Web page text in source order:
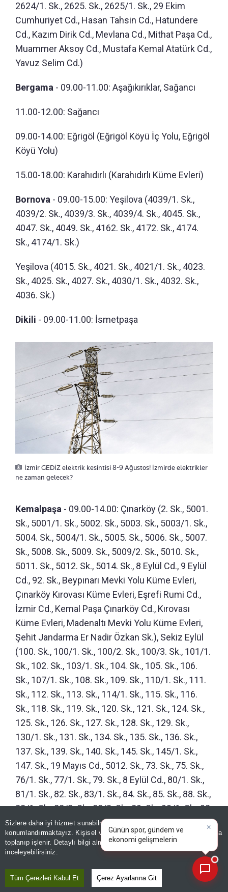
Sizlere daha iyi hizmet sunabilmek adına sitemizde
konumlandırmaktayız. Kişisel verileriniz, KVKK ve GDPR kapsamında
toplanıp işlenir. Detaylı bilgi almak içinAydınlatma Metnimizi
inceleyebilirsiniz.
Tüm Çerezleri Kabul Et Çerez Ayarlarına Git
2624/1. Sk., 2625. Sk., 2625/1. Sk., 29 Ekim
Cumhuriyet Cd., Hasan Tahsin Cd., Hatundere
Cd., Kazım Dirik Cd., Mevlana Cd., Mithat Paşa Cd.,
Muammer Aksoy Cd., Mustafa Kemal Atatürk Cd.,
Yavuz Selim Cd.)
Bergama - 09.00-11.00: Aşağıkırıklar, Sağancı
11.00-12.00: Sağancı
09.00-14.00: Eğrigöl (Eğrigöl Köyü İç Yolu, Eğrigöl
Köyü Yolu)
15.00-18.00: Karahıdırlı (Karahıdırlı Küme Evleri)
Bornova - 09.00-15.00: Yeşilova (4039/1. Sk.,
4039/2. Sk., 4039/3. Sk., 4039/4. Sk., 4045. Sk.,
4047. Sk., 4049. Sk., 4162. Sk., 4172. Sk., 4174.
Sk., 4174/1. Sk.)
Yeşilova (4015. Sk., 4021. Sk., 4021/1. Sk., 4023.
Sk., 4025. Sk., 4027. Sk., 4030/1. Sk., 4032. Sk.,
4036. Sk.)
Dikili - 09.00-11.00: İsmetpaşa
İzmir GEDİZ elektrik kesintisi 8-9 Ağustos! İzmirde elektrikler
ne zaman gelecek?
Kemalpaşa - 09.00-14.00: Çınarköy (2. Sk., 5001.
Sk., 5001/1. Sk., 5002. Sk., 5003. Sk., 5003/1. Sk.,
5004. Sk., 5004/1. Sk., 5005. Sk., 5006. Sk., 5007.
Sk., 5008. Sk., 5009. Sk., 5009/2. Sk., 5010. Sk.,
5011. Sk., 5012. Sk., 5014. Sk., 8 Eylül Cd., 9 Eylül
Cd., 92. Sk., Beypınarı Mevki Yolu Küme Evleri,
Çınarköy Kırovası Küme Evleri, Eşrefi Rumi Cd.,
İzmir Cd., Kemal Paşa Çınarköy Cd., Kırovası
Küme Evleri, Madenaltı Mevki Yolu Küme Evleri,
Şehit Jandarma Er Nadir Özkan Sk.), Sekiz Eylül
(100. Sk., 100/1. Sk., 100/2. Sk., 100/3. Sk., 101/1.
Sk., 102. Sk., 103/1. Sk., 104. Sk., 105. Sk., 106.
Sk., 107/1. Sk., 108. Sk., 109. Sk., 110/1. Sk., 111.
Sk., 112. Sk., 113. Sk., 114/1. Sk., 115. Sk., 116.
Sk., 118. Sk., 119. Sk., 120. Sk., 121. Sk., 124. Sk.,
125. Sk., 126. Sk., 127. Sk., 128. Sk., 129. Sk.,
130/1. Sk., 131. Sk., 134. Sk., 135. Sk., 136. Sk.,
137. Sk., 139. Sk., 140. Sk., 145. Sk., 145/1. Sk.,
147. Sk., 19 Mayıs Cd., 5012. Sk., 73. Sk., 75. Sk.,
76/1. Sk., 77/1. Sk., 79. Sk., 8 Eylül Cd., 80/1. Sk.,
81/1. Sk., 82. Sk., 83/1. Sk., 84. Sk., 85. Sk., 88. Sk.,
88/1. Sk., 88/2. Sk., 88/3. Sk., 89. Sk., 90/1. Sk., 92.
Sk., 93. Sk., 94. Sk., 95. Sk., 96. Sk., 97. Sk., 98. Sk.,
99. Sk., 99/1. Sk., Eşrefi Rumi Cd., Hoca Ahmet
Yesevi Cd., İzmir Cd., Kirazlı Cd., Kırovası Küme
Türkmen Cd.)
×
Günün spor, gündem ve
ekonomi gelişmelerini analiz
edin!